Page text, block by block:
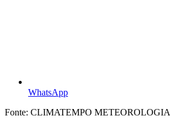
WhatsApp
Fonte: CLIMATEMPO METEOROLOGIA